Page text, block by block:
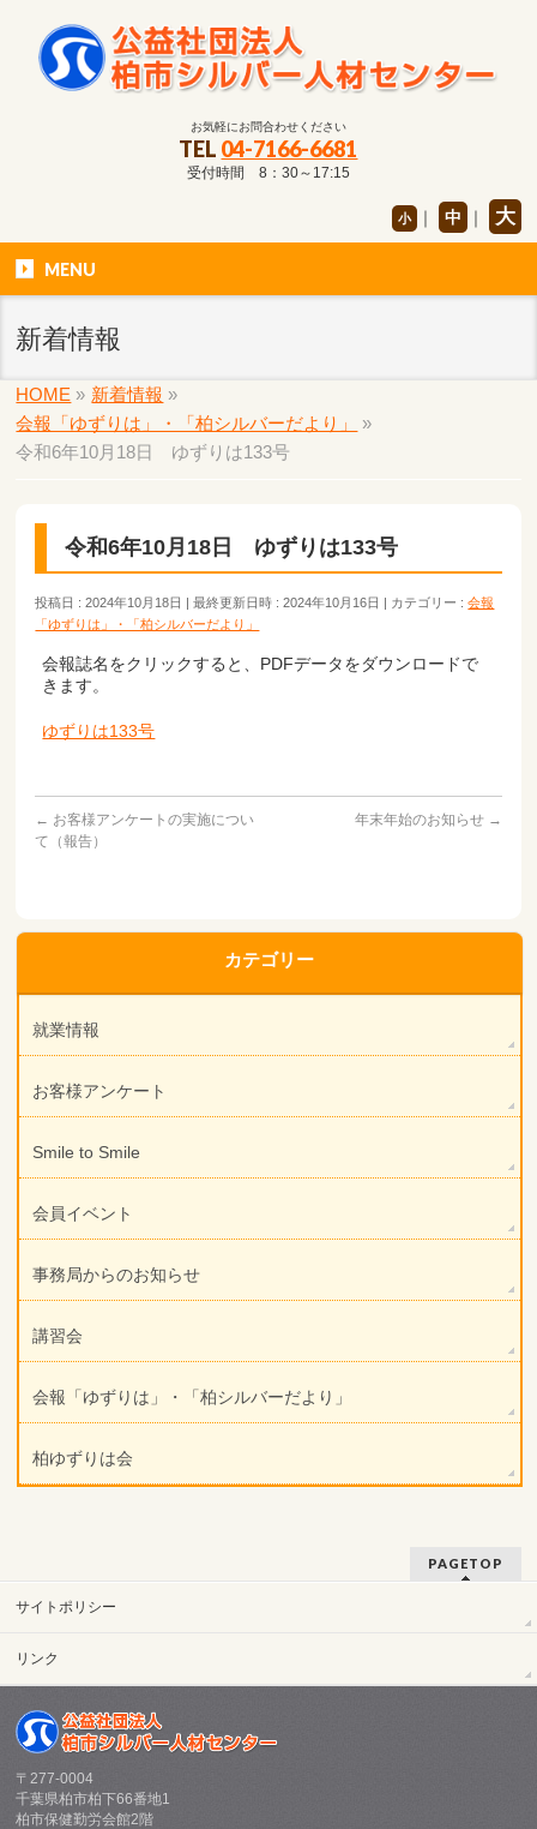
お気軽にお問合わせください
TEL 04-7166-6681
受付時間 8：30～17:15
小 ｜ 中 ｜ 大
MENU
新着情報
HOME » 新着情報 »
会報「ゆずりは」・「柏シルバーだより」
»
令和6年10月18日 ゆずりは133号
令和6年10月18日 ゆずりは133号
投稿日 : 2024年10月18日 最終更新日時 : 2024年10月16日 カテゴリー :会報
「ゆずりは」・「柏シルバーだより」
会報誌名をクリックすると、PDFデータをダウンロードで
きます。
ゆずりは133号
← お客様アンケートの実施につい
て（報告）
年末年始のお知らせ →
カテゴリー
就業情報
お客様アンケート
Smile to Smile
会員イベント
事務局からのお知らせ
講習会
会報「ゆずりは」・「柏シルバーだより」
柏ゆずりは会
PAGETOP
サイトポリシー
リンク
〒277-0004
千葉県柏市柏下66番地1
柏市保健勤労会館2階